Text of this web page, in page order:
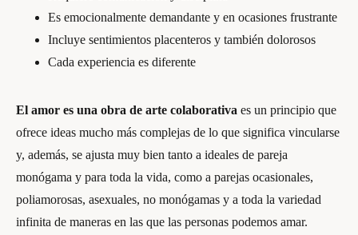
Es emocionalmente demandante y en ocasiones frustrante
Incluye sentimientos placenteros y también dolorosos
Cada experiencia es diferente
El amor es una obra de arte colaborativa es un principio que
ofrece ideas mucho más complejas de lo que significa vincularse
y, además, se ajusta muy bien tanto a ideales de pareja
monógama y para toda la vida, como a parejas ocasionales,
poliamorosas, asexuales, no monógamas y a toda la variedad
infinita de maneras en las que las personas podemos amar.